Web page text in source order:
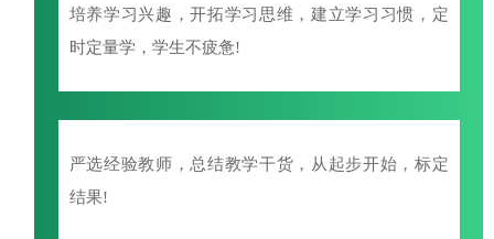
培养学习兴趣，开拓学习思维，建立学习习惯，定
时定量学，学生不疲惫!
严选经验教师，总结教学干货，从起步开始，标定
结果!